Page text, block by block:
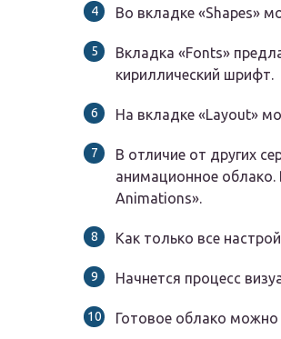
Во вкладке «Shapes»
Вкладка «Fonts»
кириллический шрифт.
На вкладке «Layout»
В отличие от других
анимационное облако.
Animations».
Как только все
Начнется процесс
Готовое облако можно